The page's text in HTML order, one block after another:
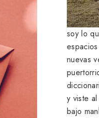
soy lo
nuevas
y viste
bajo